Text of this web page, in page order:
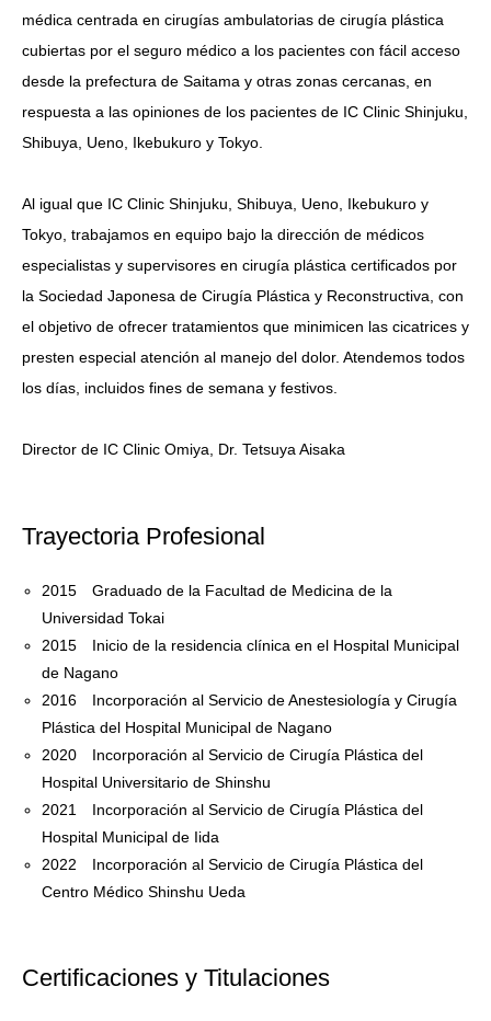
médica centrada en cirugías ambulatorias de cirugía plástica
cubiertas por el seguro médico a los pacientes con fácil acceso
desde la prefectura de Saitama y otras zonas cercanas, en
respuesta a las opiniones de los pacientes de IC Clinic Shinjuku,
Shibuya, Ueno, Ikebukuro y Tokyo.
Al igual que IC Clinic Shinjuku, Shibuya, Ueno, Ikebukuro y
Tokyo, trabajamos en equipo bajo la dirección de médicos
especialistas y supervisores en cirugía plástica certificados por
la Sociedad Japonesa de Cirugía Plástica y Reconstructiva, con
el objetivo de ofrecer tratamientos que minimicen las cicatrices y
presten especial atención al manejo del dolor. Atendemos todos
los días, incluidos fines de semana y festivos.
Director de IC Clinic Omiya, Dr. Tetsuya Aisaka
Trayectoria Profesional
2015 Graduado de la Facultad de Medicina de la
Universidad Tokai
2015 Inicio de la residencia clínica en el Hospital Municipal
de Nagano
2016 Incorporación al Servicio de Anestesiología y Cirugía
Plástica del Hospital Municipal de Nagano
2020 Incorporación al Servicio de Cirugía Plástica del
Hospital Universitario de Shinshu
2021 Incorporación al Servicio de Cirugía Plástica del
Hospital Municipal de Iida
2022 Incorporación al Servicio de Cirugía Plástica del
Centro Médico Shinshu Ueda
Certificaciones y Titulaciones